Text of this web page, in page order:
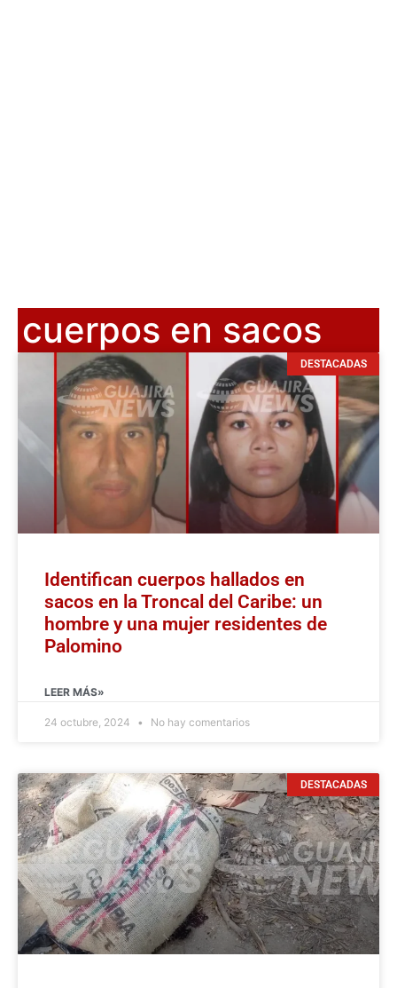
cuerpos en sacos
DESTACADAS
Identifican cuerpos hallados en
sacos en la Troncal del Caribe: un
hombre y una mujer residentes de
Palomino
LEER MÁS»
24 octubre, 2024 No hay comentarios
DESTACADAS